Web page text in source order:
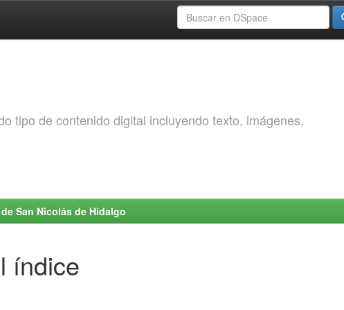
tipo de contenido digital incluyendo texto, imágenes,
San Nicolás de Hidalgo
índice